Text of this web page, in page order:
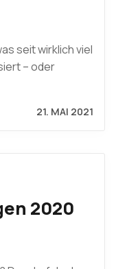
seit wirklich viel
– oder
21. MAI 2021
2020